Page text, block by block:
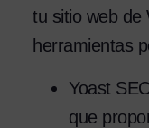
tu sitio web de
herramientas
Yoast
que